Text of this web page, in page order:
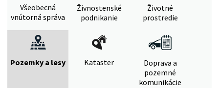
Všeobecná
vnútorná správa
Živnostenské
podnikanie
Životné
prostredie
Pozemky a lesy Kataster
Doprava a
pozemné
komunikácie